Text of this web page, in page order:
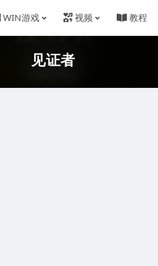
WIN游戏 视频 教程
见证者